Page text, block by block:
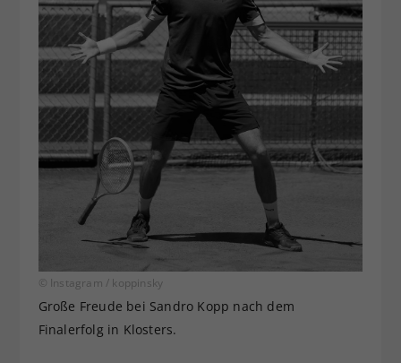
© Instagram / koppinsky
Große Freude bei Sandro Kopp nach dem
Finalerfolg in Klosters.